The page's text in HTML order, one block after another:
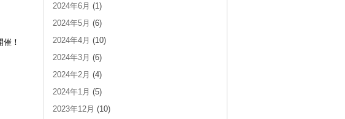
！
2024年6月 (1)
2024年5月 (6)
2024年4月 (10)
2024年3月 (6)
2024年2月 (4)
2024年1月 (5)
2023年12月 (10)